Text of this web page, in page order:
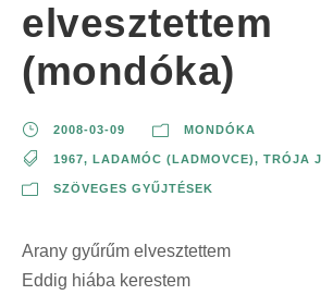
elvesztettem
(mondóka)
2008-03-09 MONDÓKA
1967, LADAMÓC (LADMOVCE), TRÓJA
SZÖVEGES GYŰJTÉSEK
Arany gyűrűm elvesztettem
Eddig hiába kerestem